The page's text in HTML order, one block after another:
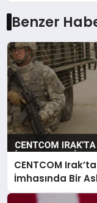
Benzer
CENTCOM
İmhasında Bir